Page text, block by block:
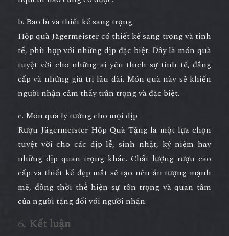
b. Bao bì và thiết kế sang trọng
Hộp quà Jägermeister có thiết kế sang trọng và tinh
tế, phù hợp với những dịp đặc biệt. Đây là món quà
tuyệt vời cho những ai yêu thích sự tinh tế, đẳng
cấp và những giá trị lâu dài. Món quà này sẽ khiến
người nhận cảm thấy trân trọng và đặc biệt.
c. Món quà lý tưởng cho mọi dịp
Rượu Jägermeister Hộp Quà Tặng là một lựa chọn
tuyệt vời cho các dịp lễ, sinh nhật, kỷ niệm hay
những dịp quan trọng khác. Chất lượng rượu cao
cấp và thiết kế đẹp mắt sẽ tạo nên ấn tượng mạnh
mẽ, đồng thời thể hiện sự tôn trọng và quan tâm
của người tặng đối với người nhận.
6. Kết luận